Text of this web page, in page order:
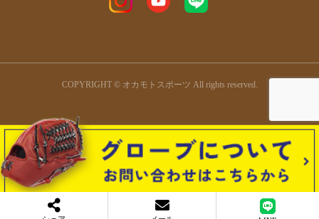
COPYRIGHT © オカモトスポーツ All rights reserved.